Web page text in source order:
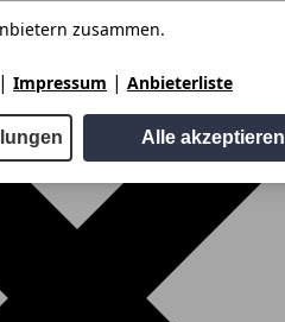
zusammen.
| Impressum | Anbieterliste
Alle akzeptieren